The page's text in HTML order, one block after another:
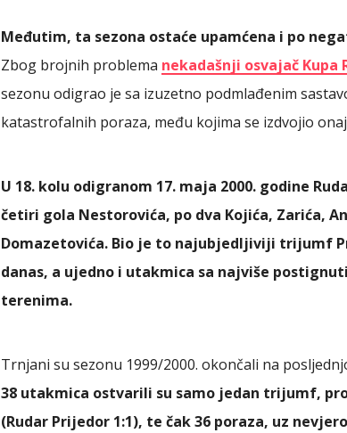
Međutim, ta sezona ostaće upamćena i po
Zbog brojnih problema nekadašnji osvajač Kupa
sezonu odigrao je sa izuzetno podmlađenim
katastrofalnih poraza, među kojima se izdvojio
U 18. kolu odigranom 17. maja 2000. godine
četiri gola Nestorovića, po dva Kojića, Zarića,
Domazetovića. Bio je to najubjedljiviji trijumf
danas, a ujedno i utakmica sa najviše
terenima.
Trnjani su sezonu 1999/2000. okončali na
38 utakmica ostvarili su samo jedan trijumf,
(Rudar Prijedor 1:1), te čak 36 poraza, uz